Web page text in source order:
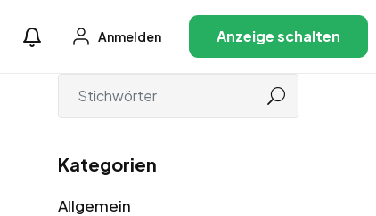
Anmelden Anzeige schalten
Kategorien
Allgemein